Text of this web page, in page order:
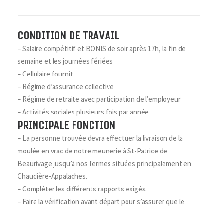
CONDITION DE TRAVAIL
– Salaire compétitif et BONIS de soir après 17h, la fin de
semaine et les journées fériées
– Cellulaire fournit
– Régime d’assurance collective
– Régime de retraite avec participation de l’employeur
– Activités sociales plusieurs fois par année
PRINCIPALE FONCTION
– La personne trouvée devra effectuer la livraison de la
moulée en vrac de notre meunerie à St-Patrice de
Beaurivage jusqu’à nos fermes situées principalement en
Chaudière-Appalaches.
– Compléter les différents rapports exigés.
– Faire la vérification avant départ pour s’assurer que le